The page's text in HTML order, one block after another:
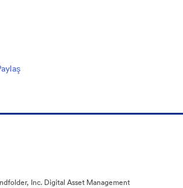
Inc. Digital Asset Management